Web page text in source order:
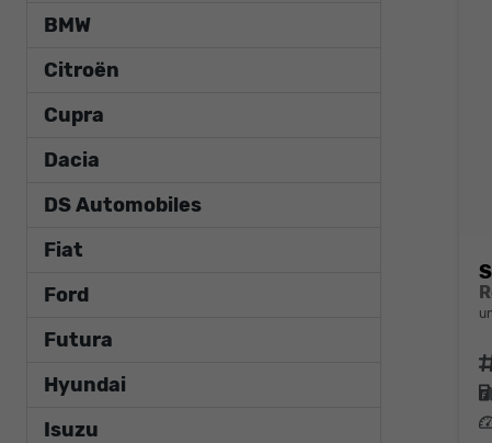
BMW
Citroën
Cupra
Dacia
DS Automobiles
Fiat
Ford
Futura
Hyundai
Isuzu